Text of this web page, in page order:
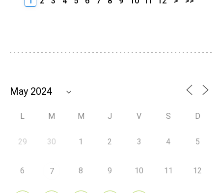
L M M J V S D
29 30 1 2 3 4 5
6 7 8 9 10 11 12